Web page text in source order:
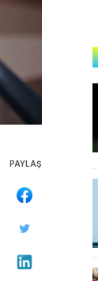
PAYLAŞ